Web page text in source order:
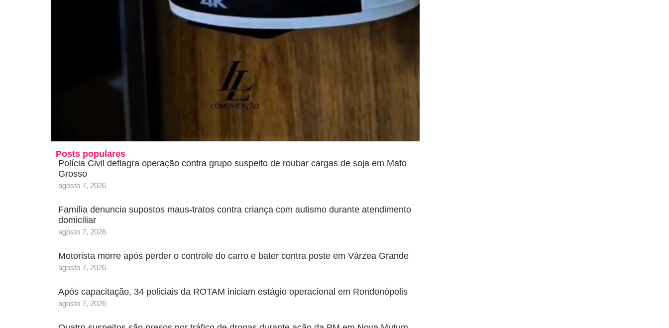
Posts populares
Polícia Civil deflagra operação contra grupo suspeito de roubar cargas de soja em Mato
Grosso
agosto 7, 2026
Família denuncia supostos maus-tratos contra criança com autismo durante atendimento
domiciliar
agosto 7, 2026
Motorista morre após perder o controle do carro e bater contra poste em Várzea Grande
agosto 7, 2026
Após capacitação, 34 policiais da ROTAM iniciam estágio operacional em Rondonópolis
agosto 7, 2026